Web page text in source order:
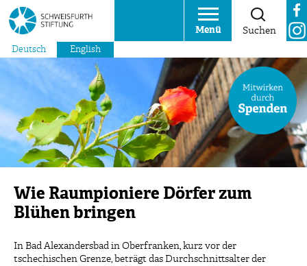
Menü Suchen
Deutsch English
Wie Raumpioniere Dörfer zum
Blühen bringen
In Bad Alexandersbad in Oberfranken, kurz vor der
tschechischen Grenze, beträgt das Durchschnittsalter der